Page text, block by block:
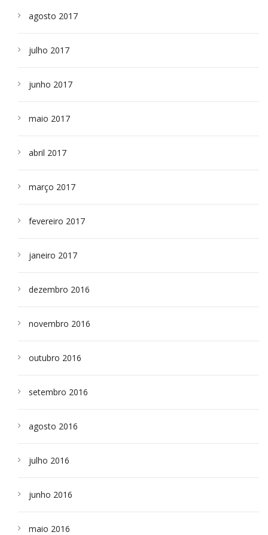
agosto 2017
julho 2017
junho 2017
maio 2017
abril 2017
março 2017
fevereiro 2017
janeiro 2017
dezembro 2016
novembro 2016
outubro 2016
setembro 2016
agosto 2016
julho 2016
junho 2016
maio 2016